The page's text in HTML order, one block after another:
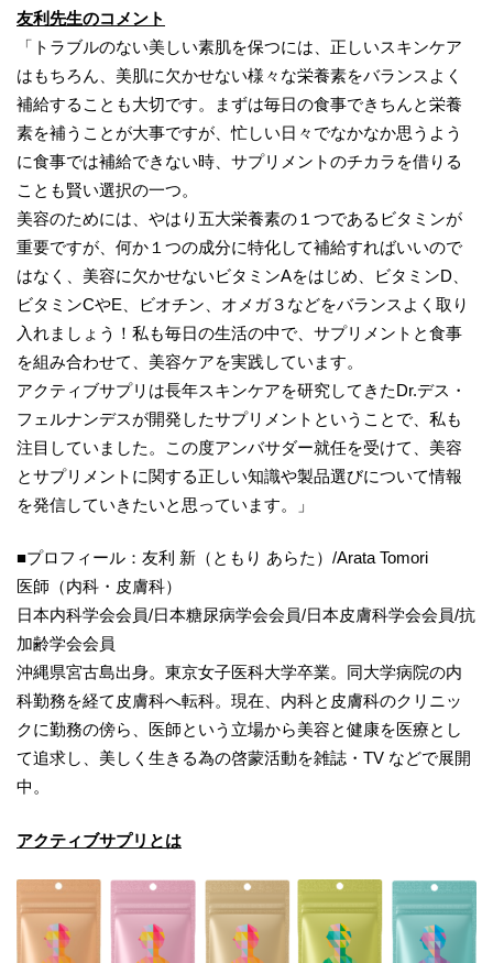
友利先生のコメント
「トラブルのない美しい素肌を保つには、正しいスキンケア
はもちろん、美肌に欠かせない様々な栄養素をバランスよく
補給することも大切です。まずは毎日の食事できちんと栄養
素を補うことが大事ですが、忙しい日々でなかなか思うよう
に食事では補給できない時、サプリメントのチカラを借りる
ことも賢い選択の一つ。
美容のためには、やはり五大栄養素の１つであるビタミンが
重要ですが、何か１つの成分に特化して補給すればいいので
はなく、美容に欠かせないビタミンAをはじめ、ビタミンD、
ビタミンCやE、ビオチン、オメガ３などをバランスよく取り
入れましょう！私も毎日の生活の中で、サプリメントと食事
を組み合わせて、美容ケアを実践しています。
アクティブサプリは長年スキンケアを研究してきたDr.デス・
フェルナンデスが開発したサプリメントということで、私も
注目していました。この度アンバサダー就任を受けて、美容
とサプリメントに関する正しい知識や製品選びについて情報
を発信していきたいと思っています。」
■プロフィール：友利 新（ともり あらた）/Arata Tomori
医師（内科・皮膚科）
日本内科学会会員/日本糖尿病学会会員/日本皮膚科学会会員/抗
加齢学会会員
沖縄県宮古島出身。東京女子医科大学卒業。同大学病院の内
科勤務を経て皮膚科へ転科。現在、内科と皮膚科のクリニッ
クに勤務の傍ら、医師という立場から美容と健康を医療とし
て追求し、美しく生きる為の啓蒙活動を雑誌・TV などで展開
中。
アクティブサプリとは